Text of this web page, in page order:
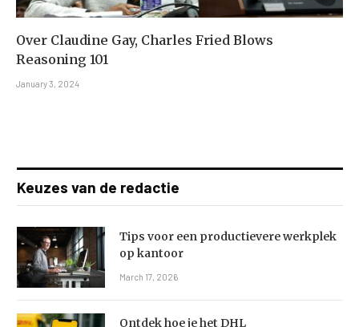
Over Claudine Gay, Charles Fried Blows
Reasoning 101
January 3, 2024
Keuzes van de redactie
Tips voor een productievere werkplek
op kantoor
March 17, 2026
Ontdek hoe je het DHL